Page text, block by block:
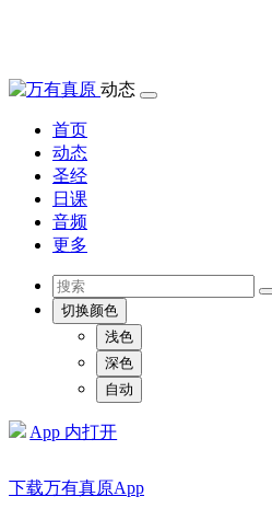
动态
首页
动态
圣经
日课
音频
更多
切换颜色
浅色
深色
自动
App 内打开
下载万有真原App